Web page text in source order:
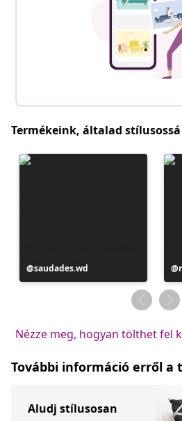
Termékeink, általad
Bejegyzés
közzétevője
saudades.wd
Nézze meg, hogyan tölthet fel
További információ erről a
Aludj stílusosan